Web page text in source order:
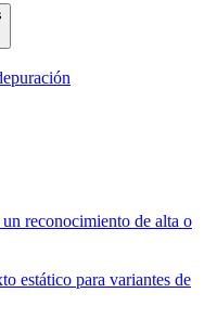
reconocimiento de alta o
estático para variantes de